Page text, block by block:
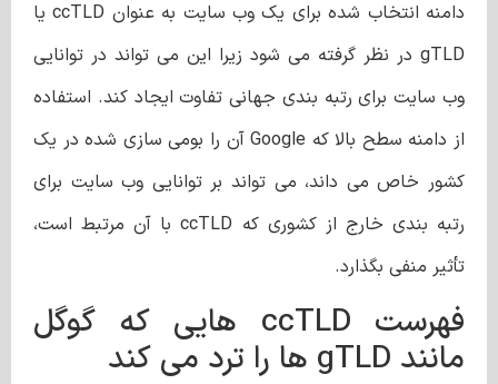
دامنه انتخاب شده برای یک وب سایت به عنوان ccTLD یا
gTLD در نظر گرفته می شود زیرا این می تواند در توانایی
وب سایت برای رتبه بندی جهانی تفاوت ایجاد کند. استفاده
از دامنه سطح بالا که Google آن را بومی سازی شده در یک
کشور خاص می داند، می تواند بر توانایی وب سایت برای
رتبه بندی خارج از کشوری که ccTLD با آن مرتبط است،
تأثیر منفی بگذارد.
فهرست ccTLD هایی که گوگل
مانند gTLD ها را ترد می کند